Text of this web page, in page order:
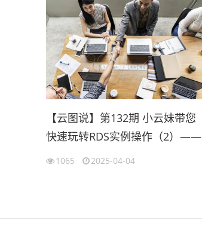
【云图说】第132期 小云妹带您
快速玩转RDS实例操作（2）——
删除与退订
1065 2025-04-04